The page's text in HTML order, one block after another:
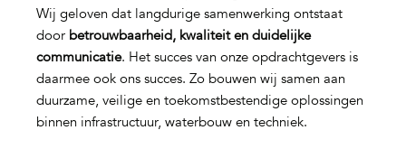
Wij geloven dat langdurige samenwerking ontstaat
door betrouwbaarheid, kwaliteit en duidelijke
communicatie. Het succes van onze opdrachtgevers is
daarmee ook ons succes. Zo bouwen wij samen aan
duurzame, veilige en toekomstbestendige oplossingen
binnen infrastructuur, waterbouw en techniek.